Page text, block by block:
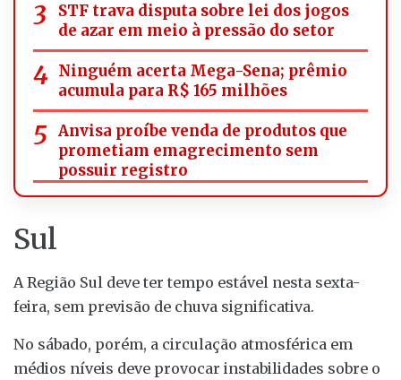
STF trava disputa sobre lei dos jogos
de azar em meio à pressão do setor
Ninguém acerta Mega-Sena; prêmio
acumula para R$ 165 milhões
Anvisa proíbe venda de produtos que
prometiam emagrecimento sem
possuir registro
Sul
A Região Sul deve ter tempo estável nesta sexta-
feira, sem previsão de chuva significativa.
No sábado, porém, a circulação atmosférica em
médios níveis deve provocar instabilidades sobre o